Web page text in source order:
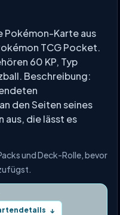
Pokémon-Karte aus
TCG Pocket.
60 KP, Typ
Beschreibung:
den Seiten seines
die lässt es
und Deck-Rolle, bevor
↓